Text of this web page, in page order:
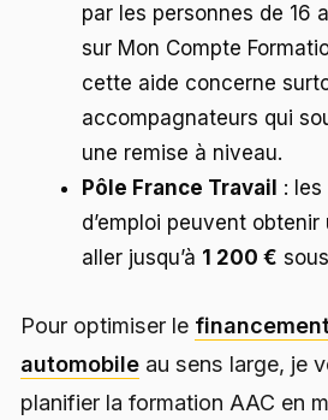
par les personnes de 16
sur Mon Compte
cette aide concerne
accompagnateurs qui
une remise à niveau.
Pôle France Travail :
d’emploi peuvent
aller jusqu’à 1 200 €
Pour optimiser le
automobile au sens large, je
planifier la formation AAC en